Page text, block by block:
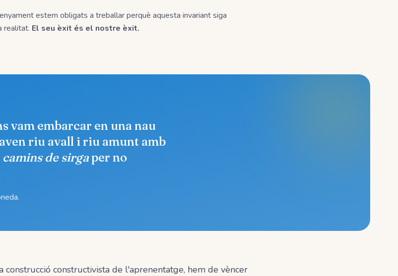
estem obligats a treballar perquè aquesta invariant siga
realitat. El seu èxit és el nostre èxit.
vam embarcar en una nau
riu avall i riu amunt amb
camins de sirgaper no
construcció constructivista de l'aprenentatge, hem de vèncer